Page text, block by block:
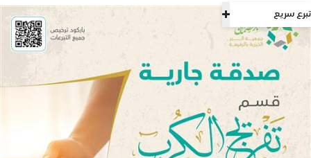
تبرع سريع